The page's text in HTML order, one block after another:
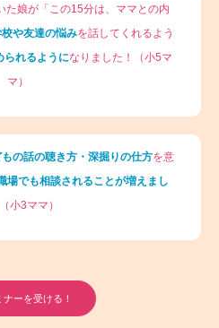
た娘が「この15分は、ママとの内
や友達の悩みを話してくれるよう
られるようになりました！（小5マ
マ）
の話の聴き方・深掘りの仕方を意
場でも相談されることが増えまし
（小3ママ）
ーを受ける！